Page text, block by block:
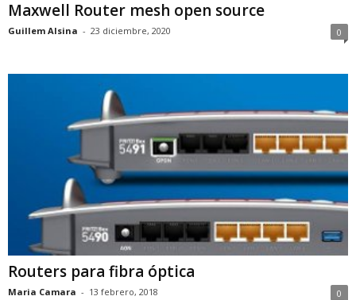
Maxwell Router mesh open source
Guillem Alsina - 23 diciembre, 2020 0
Routers para fibra óptica
Maria Camara - 13 febrero, 2018 0